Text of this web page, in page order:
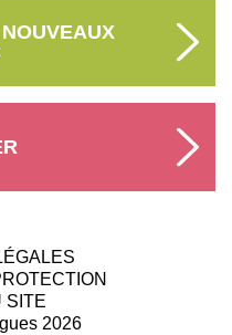
SITE
2026